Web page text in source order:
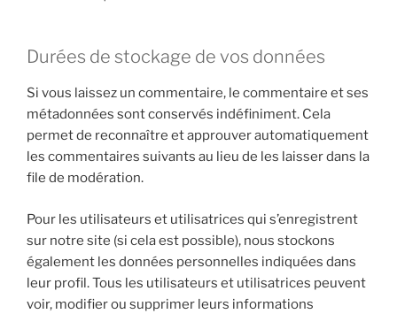
Durées de stockage de vos données
Si vous laissez un commentaire, le commentaire et ses
métadonnées sont conservés indéfiniment. Cela
permet de reconnaître et approuver automatiquement
les commentaires suivants au lieu de les laisser dans la
file de modération.
Pour les utilisateurs et utilisatrices qui s’enregistrent
sur notre site (si cela est possible), nous stockons
également les données personnelles indiquées dans
leur profil. Tous les utilisateurs et utilisatrices peuvent
voir, modifier ou supprimer leurs informations